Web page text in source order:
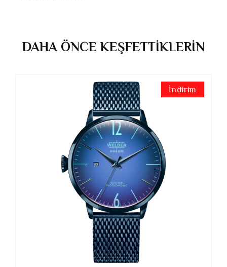
DAHA ÖNCE KEŞFETTİKLERİN
İndirim